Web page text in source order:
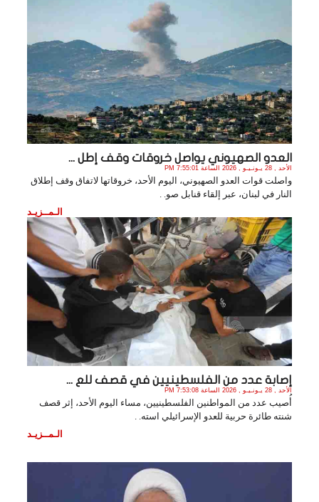
العدو الصهيوني يواصل خروقات وقف إطل ...
الأحد , 28 يـونـيـو , 2026 الساعة 7:55:01 PM
واصلت قوات العدو الصهيوني، اليوم الأحد، خروقاتها لاتفاق وقف إطلاق
النار في لبنان، عبر إلقاء قنابل صو. .
الـمــزيـد
إصابة عدد من الفلسطينيين في قصف للع ...
الأحد , 28 يـونـيـو , 2026 الساعة 7:53:08 PM
أُصيب عدد من المواطنين الفلسطينيين، مساء اليوم الأحد، إثر قصف
شنته طائرة حربية للعدو الإسرائيلي استه. .
الـمــزيـد